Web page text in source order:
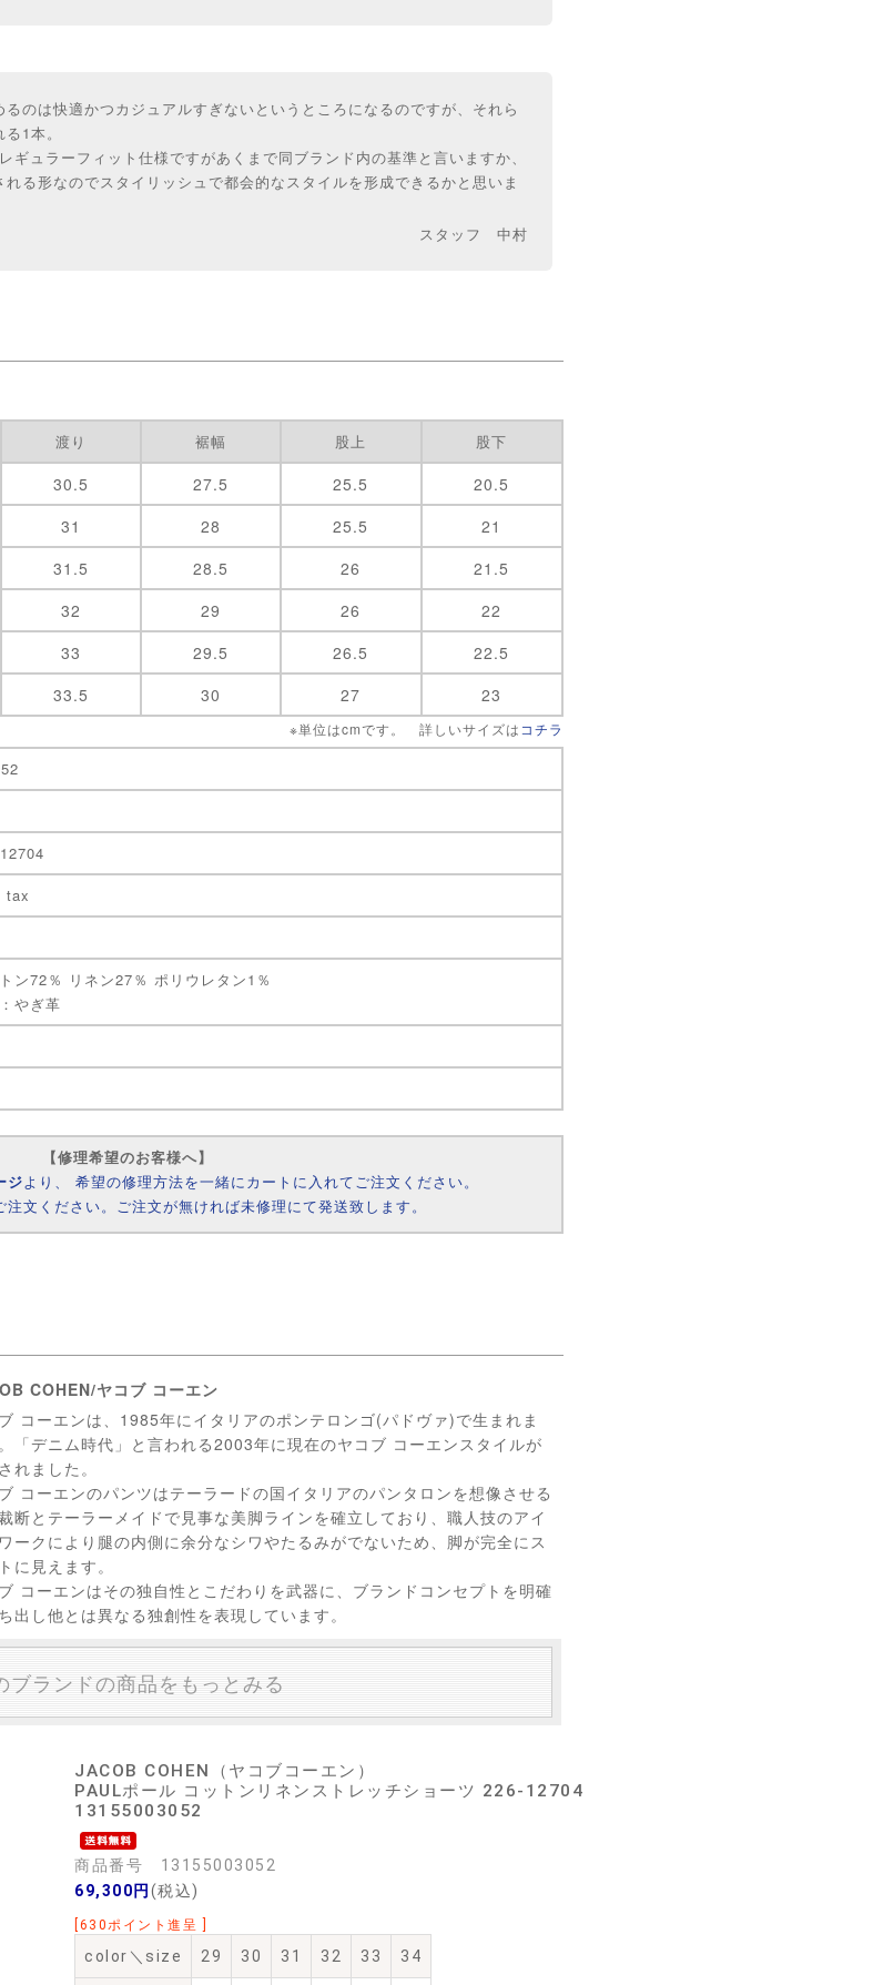
のは快適かつカジュアルすぎないというところになるのですが、それら
1本。
ュラーフィット仕様ですがあくまで同ブランド内の基準と言いますか、
る形なのでスタイリッシュで都会的なスタイルを形成できるかと思いま
スタッフ 中村
渡り 裾幅 股上 股下
30.5 27.5 25.5
20.5
31 28 25.5
21
31.5 28.5 26
21.5
32 29 26
22
33 29.5 26.5
22.5
33.5 30 27 23
※単位はcmです。 詳しいサイズは コチラ
tax
ン72％ リネン27％ ポリウレタン1％
やぎ革
【修理希望のお客様へ】
ジより、 希望の修理方法を一緒にカートに入れてご注文ください。
文ください。ご注文が無ければ未修理にて発送致します。
COHEN/ヤコブ コーエン
コーエンは、1985年にイタリアのポンテロンゴ(パドヴァ)で生まれま
「デニム時代」と言われる2003年に現在のヤコブ コーエンスタイルが
れました。
コーエンのパンツはテーラードの国イタリアのパンタロンを想像させる
断とテーラーメイドで見事な美脚ラインを確立しており、職人技のアイ
ークにより腿の内側に余分なシワやたるみがでないため、脚が完全にス
に見えます。
コーエンはその独自性とこだわりを武器に、ブランドコンセプトを明確
出し他とは異なる独創性を表現しています。
ブランドの商品をもっとみる
JACOB COHEN（ヤコブコーエン）
PAULポール コットンリネンストレッチショーツ 226-12704
13155003052
商品番号 13155003052
69,300円 (税込)
[630ポイント進呈 ]
color＼size 29 30 31 32 33 34